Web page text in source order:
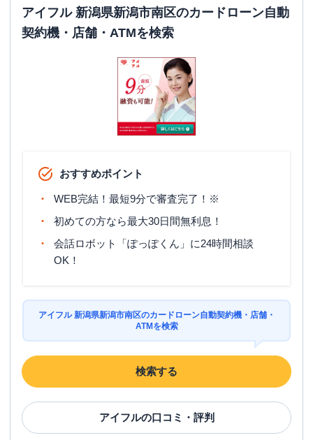
アイフル 新潟県新潟市南区のカードローン自動
契約機・店舗・ATMを検索
おすすめポイント
WEB完結！最短9分で審査完了！※
初めての方なら最大30日間無利息！
会話ロボット「ぽっぽくん」に24時間相談
OK！
アイフル 新潟県新潟市南区のカードローン自動契約機・店舗・
ATMを検索
検索する
アイフルの口コミ・評判